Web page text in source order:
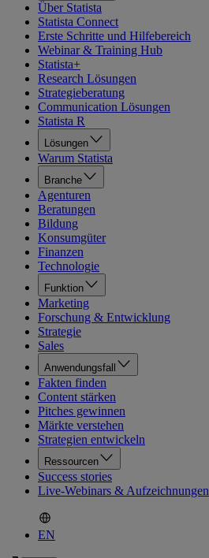
Über Statista
Statista Connect
Erste Schritte und Hilfebereich
Webinar & Training Hub
Statista+
Research Lösungen
Strategieberatung
Communication Lösungen
Statista R
Lösungen
Warum Statista
Branche
Agenturen
Beratungen
Bildung
Konsumgüter
Finanzen
Technologie
Funktion
Marketing
Forschung & Entwicklung
Strategie
Sales
Anwendungsfall
Fakten finden
Content stärken
Pitches gewinnen
Märkte verstehen
Strategien entwickeln
Ressourcen
Success stories
Live-Webinars & Aufzeichnungen
EN